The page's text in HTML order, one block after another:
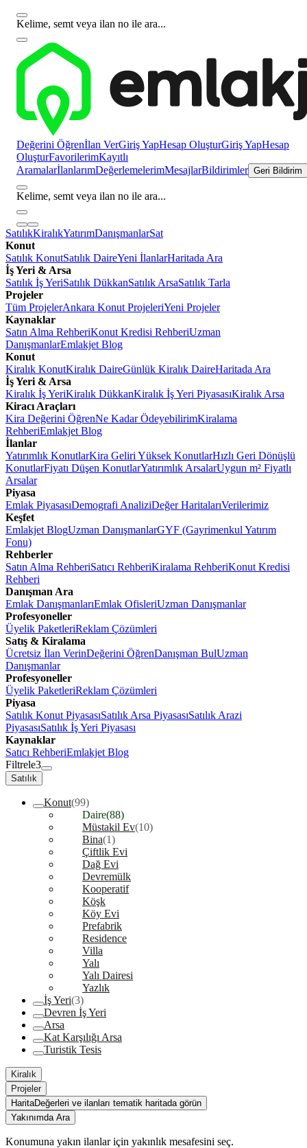
Kelime, semt veya ilan no ile ara...
Değerini Öğrenİlan VerGiriş YapHesap OluşturGiriş YapHesap
OluşturFavorilerimKayıtlı
AramalarİlanlarımDeğerlemelerimMesajlarBildirimler Geri Bildirim
Kelime, semt veya ilan no ile ara...
SatılıkKiralıkYatırımDanışmanlarSat
Konut
Satılık KonutSatılık DaireYeni İlanlarHaritada Ara
İş Yeri & Arsa
Satılık İş YeriSatılık DükkanSatılık ArsaSatılık Tarla
Projeler
Tüm ProjelerAnkara Konut ProjeleriYeni Projeler
Kaynaklar
Satın Alma RehberiKonut Kredisi RehberiUzman
DanışmanlarEmlakjet Blog
Konut
Kiralık KonutKiralık DaireGünlük Kiralık DaireHaritada Ara
İş Yeri & Arsa
Kiralık İş YeriKiralık DükkanKiralık İş Yeri PiyasasıKiralık Arsa
Kiracı Araçları
Kira Değerini ÖğrenNe Kadar ÖdeyebilirimKiralama
RehberiEmlakjet Blog
İlanlar
Yatırımlık KonutlarKira Geliri Yüksek KonutlarHızlı Geri Dönüşlü
KonutlarFiyatı Düşen KonutlarYatırımlık ArsalarUygun m² Fiyatlı
Arsalar
Piyasa
Emlak PiyasasıDemografi AnaliziDeğer HaritalarıVerilerimiz
Keşfet
Emlakjet BlogUzman DanışmanlarGYF (Gayrimenkul Yatırım
Fonu)
Rehberler
Satın Alma RehberiSatıcı RehberiKiralama RehberiKonut Kredisi
Rehberi
Danışman Ara
Emlak DanışmanlarıEmlak OfisleriUzman Danışmanlar
Profesyoneller
Üyelik PaketleriReklam Çözümleri
Satış & Kiralama
Ücretsiz İlan VerinDeğerini ÖğrenDanışman BulUzman
Danışmanlar
Profesyoneller
Üyelik PaketleriReklam Çözümleri
Piyasa
Satılık Konut PiyasasıSatılık Arsa PiyasasıSatılık Arazi
PiyasasıSatılık İş Yeri Piyasası
Kaynaklar
Satıcı RehberiEmlakjet Blog
Filtrele3
Satılık
Konut(99)
Daire(88)
Müstakil Ev(10)
Bina(1)
Çiftlik Evi
Dağ Evi
Devremülk
Kooperatif
Köşk
Köy Evi
Prefabrik
Residence
Villa
Yalı
Yalı Dairesi
Yazlık
İş Yeri(3)
Devren İş Yeri
Arsa
Kat Karşılığı Arsa
Turistik Tesis
Kiralık
Projeler
HaritaDeğerleri ve ilanları tematik haritada görün
Yakınımda Ara
Konumuna yakın ilanlar için yakınlık mesafesini seç.